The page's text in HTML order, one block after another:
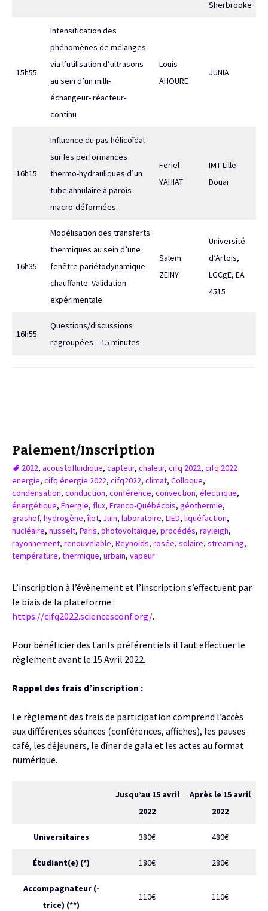
Sherbrooke
15h55
Intensification des
phénomènes de mélanges
via l’utilisation d’ultrasons
au sein d’un milli-
échangeur- réacteur-
continu
Louis
AHOURE
JUNIA
16h15
Influence du pas hélicoïdal
sur les performances
thermo-hydrauliques d’un
tube annulaire à parois
macro-déformées.
Feriel
YAHIAT
IMT Lille
Douai
16h35
Modélisation des transferts
thermiques au sein d’une
fenêtre pariétodynamique
chauffante. Validation
expérimentale
Salem
ZEINY
Université
d’Artois,
LGCgE, EA
4515
16h55
Questions/discussions
regroupées – 15 minutes
Paiement/Inscription
2022, acoustofluidique, capteur, chaleur, cifq 2022, cifq 2022
energie, cifq énergie 2022, cifq2022, climat, Colloque,
condensation, conduction, conférence, convection, électrique,
énergétique, Énergie, flux, Franco-Québécois, géothermie,
grashof, hydrogène,îlot, Juin, laboratoire, LIED, liquéfaction,
nucléaire, nusselt, Paris, photovoltaïque, procédés, rayleigh,
rayonnement, renouvelable, Reynolds, rosée, solaire, streaming,
température, thermique, urbain, vapeur
L’inscription à l’évènement et l’inscription s’effectuent par
le biais de la plateforme :
https://cifq2022.sciencesconf.org/.
Pour bénéficier des tarifs préférentiels il faut effectuer le
règlement avant le 15 Avril 2022.
Rappel des frais d’inscription :
Le règlement des frais de participation comprend l’accès
aux différentes séances (conférences, affiches), les pauses
café, les déjeuners, le dîner de gala et les actes au format
numérique.
Jusqu’au 15 avril
2022
Après le 15 avril
2022
Universitaires 380€ 480€
Étudiant(e) (*) 180€ 280€
Accompagnateur (-
trice) (**)
110€ 110€